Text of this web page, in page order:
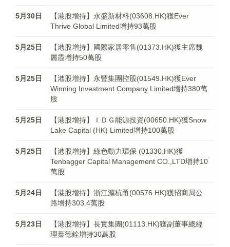
5月30日
【港股增持】永盛新材料(03608.HK)獲Ever
Thrive Global Limited增持93萬股
5月25日
【港股增持】國際家居零售(01373.HK)獲主席魏
麗霞增持50萬股
5月25日
【港股增持】永豐集團控股(01549.HK)獲Ever
Winning Investment Company Limited增持380萬
股
5月25日
【港股增持】ＩＤＧ能源投資(00650.HK)獲Snow
Lake Capital (HK) Limited增持100萬股
5月25日
【港股增持】綠色動力環保 (01330.HK)獲
Tenbagger Capital Management CO.,LTD增持10
萬股
5月24日
【港股增持】浙江滬杭甬(00576.HK)獲招商局公
路增持303.4萬股
5月23日
【港股增持】長實集團(01113.HK)獲副董事總經
理葉德銓增持30萬股